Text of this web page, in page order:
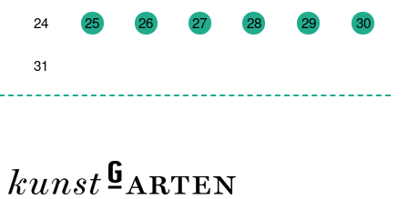
24 25 26 27 28 29 30
31